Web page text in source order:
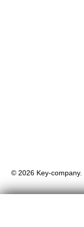
© 2026 Key-company.